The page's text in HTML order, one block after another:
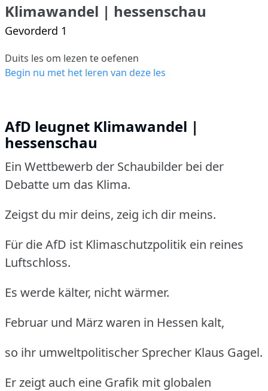
Klimawandel | hessenschau
Gevorderd 1
Duits les om lezen te oefenen
Begin nu met het leren van deze les
AfD leugnet Klimawandel |
hessenschau
Ein Wettbewerb der Schaubilder bei der
Debatte um das Klima.
Zeigst du mir deins, zeig ich dir meins.
Für die AfD ist Klimaschutzpolitik ein reines
Luftschloss.
Es werde kälter, nicht wärmer.
Februar und März waren in Hessen kalt,
so ihr umweltpolitischer Sprecher Klaus Gagel.
Er zeigt auch eine Grafik mit globalen